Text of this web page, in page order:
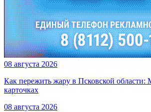
08 августа 2026
Как пережить жару в Псковской области:
карточках
08 августа 2026